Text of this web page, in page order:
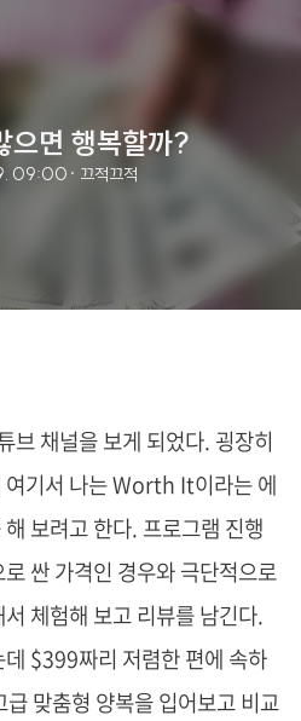
으면 행복할까?
09:00 · 끄적끄적
브 채널을 보게 되었다. 굉장히
여기서 나는 Worth It이라는 에
보려고 한다. 프로그램 진행
싼 가격인 경우와 극단적으로
체험해 보고 리뷰를 남긴다.
$399짜리 저렴한 편에 속하
맞춤형 양복을 입어보고 비교